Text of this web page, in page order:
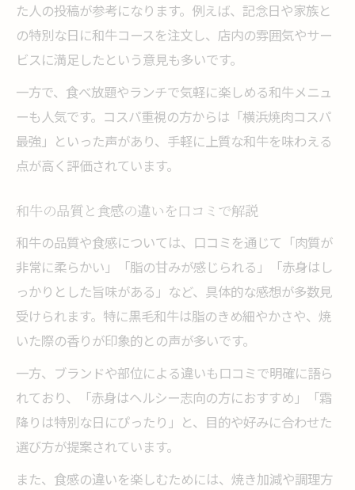
た人の投稿が参考になります。例えば、記念日や家族と
の特別な日に和牛コースを注文し、店内の雰囲気やサー
ビスに満足したという意見も多いです。
一方で、食べ放題やランチで気軽に楽しめる和牛メニュ
ーも人気です。コスパ重視の方からは「横浜焼肉コスパ
最強」といった声があり、手軽に上質な和牛を味わえる
点が高く評価されています。
和牛の品質と食感の違いを口コミで解説
和牛の品質や食感については、口コミを通じて「肉質が
非常に柔らかい」「脂の甘みが感じられる」「赤身はし
っかりとした旨味がある」など、具体的な感想が多数見
受けられます。特に黒毛和牛は脂のきめ細やかさや、焼
いた際の香りが印象的との声が多いです。
一方、ブランドや部位による違いも口コミで明確に語ら
れており、「赤身はヘルシー志向の方におすすめ」「霜
降りは特別な日にぴったり」と、目的や好みに合わせた
選び方が提案されています。
また、食感の違いを楽しむためには、焼き加減や調理方